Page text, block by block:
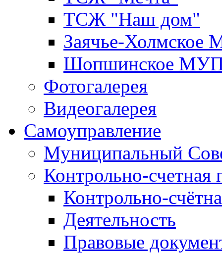
ТСЖ "Наш дом"
Заячье-
Шопшинское
Фотогалерея
Видеогалерея
Самоуправление
Муниципальный
Контрольно-счетная
Контрольно-
Деятельность
Правовые